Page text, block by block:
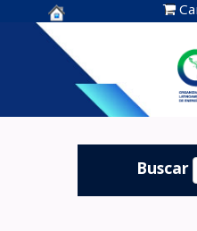
Centro de
Documentación
OLADE -
Buscar